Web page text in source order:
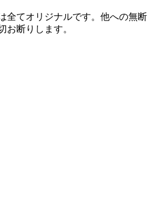
全てオリジナルです。他への無断
お断りします。